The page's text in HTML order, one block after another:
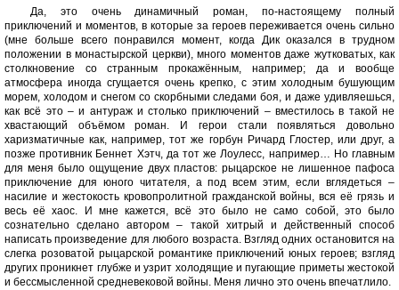
Да, это очень динамичный роман, по-настоящему полный
приключений и моментов, в которые за героев переживается очень сильно
(мне больше всего понравился момент, когда Дик оказался в трудном
положении в монастырской церкви), много моментов даже жутковатых, как
столкновение со странным прокажённым, например; да и вообще
атмосфера иногда сгущается очень крепко, с этим холодным бушующим
морем, холодом и снегом со скорбными следами боя, и даже удивляешься,
как всё это – и антураж и столько приключений – вместилось в такой не
хвастающий объёмом роман. И герои стали появляться довольно
харизматичные как, например, тот же горбун Ричард Глостер, или друг, а
позже противник Беннет Хэтч, да тот же Лоулесс, например… Но главным
для меня было ощущение двух пластов: рыцарское не лишенное пафоса
приключение для юного читателя, а под всем этим, если вглядеться –
насилие и жестокость кровопролитной гражданской войны, вся её грязь и
весь её хаос. И мне кажется, всё это было не само собой, это было
сознательно сделано автором – такой хитрый и действенный способ
написать произведение для любого возраста. Взгляд одних остановится на
слегка розоватой рыцарской романтике приключений юных героев; взгляд
других проникнет глубже и узрит холодящие и пугающие приметы жестокой
и бессмысленной средневековой войны. Меня лично это очень впечатлило.